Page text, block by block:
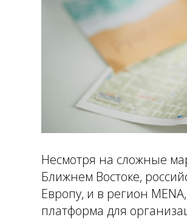
Несмотря на сложные
Ближнем Востоке,
Европу, и в регион
платформа для